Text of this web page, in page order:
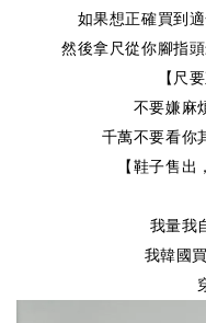
如果想正確買到
然後拿尺從你腳指
【尺
不要嫌麻
千萬不要看你
【鞋子售出
我量我
我韓國